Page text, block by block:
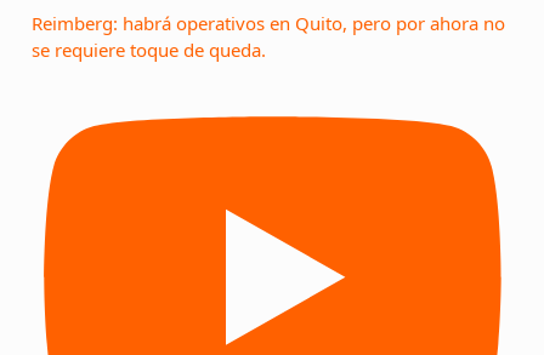
Reimberg: habrá operativos en Quito, pero por ahora no
se requiere toque de queda.